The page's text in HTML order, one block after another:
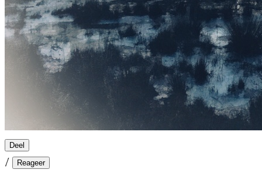
Deel
/ Reageer